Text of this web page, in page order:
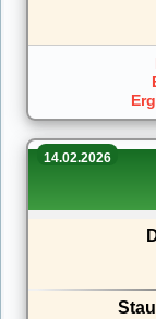
14.02.2026